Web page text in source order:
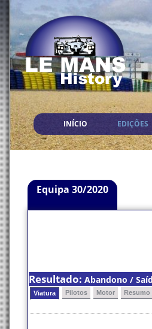
INÍCIO EDIÇÕES
Equipa 30/2020
Resultado: Abandono /
Viatura Pilotos Motor Resumo